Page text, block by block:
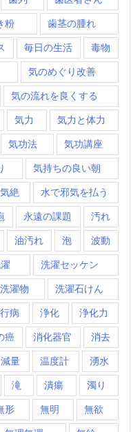
粉 歯茎の腫れ
毎日の生活 毒物
気のめぐり改善
気の流れを良くする
気力 気力と体力
気功法 気功講座
気持ちの良い朝
気絶 水で邪気を払う
永遠の課題 汚れ
油汚れ 泡 波動
洗濯セッケン
洗濯物 洗濯石けん
病 浄化 浄化力
癌 消化器官 消去
減量 温度計 湧水
滝 潰瘍 濁り
形 無明 無欲